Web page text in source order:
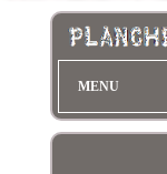
MENU